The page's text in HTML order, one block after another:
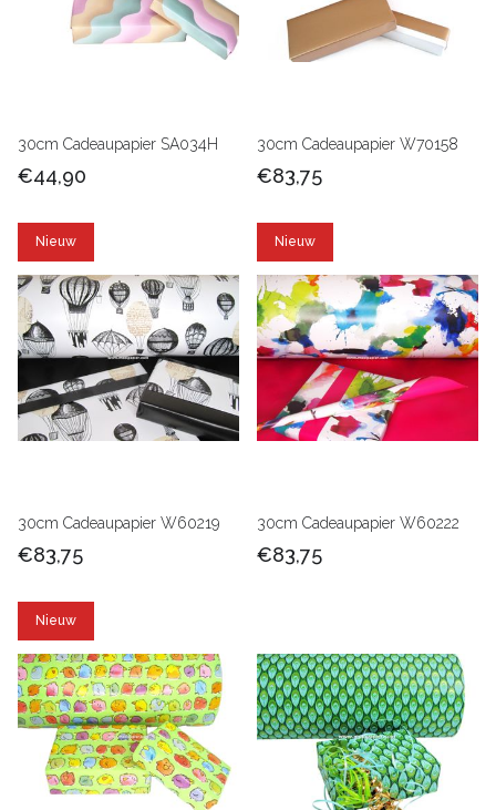
30cm Cadeaupapier SA034H
€44,90
30cm Cadeaupapier W70158
€83,75
Nieuw
30cm Cadeaupapier W60219
€83,75
Nieuw
30cm Cadeaupapier W60222
€83,75
Nieuw